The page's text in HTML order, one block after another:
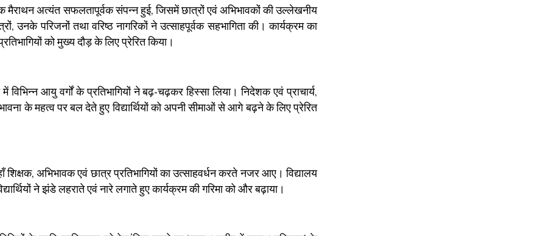
मैराथन अत्यंत सफलतापूर्वक संपन्न हुई, जिसमें छात्रों एवं अभिभावकों की उल्लेखनीय
उनके परिजनों तथा वरिष्ठ नागरिकों ने उत्साहपूर्वक सहभागिता की। कार्यक्रम का
को मुख्य दौड़ के लिए प्रेरित किया।
में विभिन्न आयु वर्गों के प्रतिभागियों ने बढ़-चढ़कर हिस्सा लिया। निदेशक एवं प्राचार्य,
के महत्व पर बल देते हुए विद्यार्थियों को अपनी सीमाओं से आगे बढ़ने के लिए प्रेरित
शिक्षक, अभिभावक एवं छात्र प्रतिभागियों का उत्साहवर्धन करते नजर आए। विद्यालय
ने झंडे लहराते एवं नारे लगाते हुए कार्यक्रम की गरिमा को और बढ़ाया।